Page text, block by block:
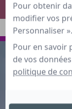
PRIER
VOYAGER
Pour obtenir
modifier vos
Personnaliser ».
Pour en savoir
de vos
politique de